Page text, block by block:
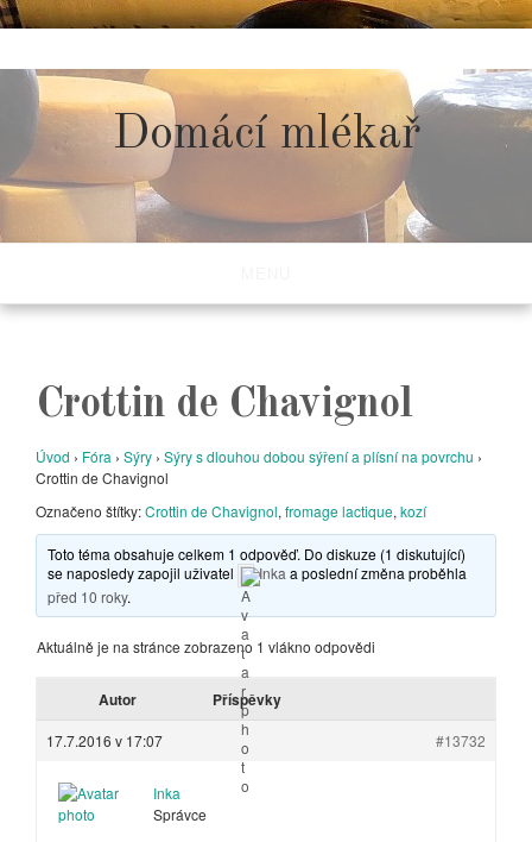
to
content
Domácí mlékař
Crottin de Chavignol
Úvod › Fóra › Sýry › Sýry s dlouhou dobou sýření a plísní na povrchu ›
Crottin de Chavignol
Označeno štítky:Crottin de Chavignol, fromage lactique, kozí
Toto téma obsahuje celkem 1 odpověď. Do diskuze (1 diskutující)
se naposledy zapojil uživatel
Inka a poslední změna proběhla
před 10 roky.
Aktuálně je na stránce zobrazeno 1 vlákno odpovědi
Autor Příspěvky
17.7.2016 v 17:07 #13732
Inka
Správce